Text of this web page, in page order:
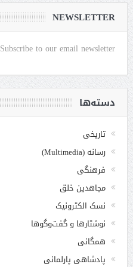
NEWSLETTER
Subscribe to our email newsletter.
دسته‌ها
تاریخی
رسانه (Multimedia)
فرهنگی
مجاهدین خلق
نسک الکترونیک
نوشتارها و گفت‌وگوها
همگانی
پادشاهی پارلمانی